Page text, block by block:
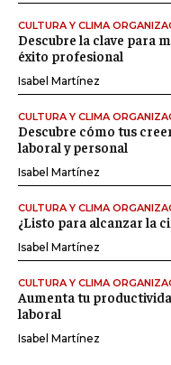
CULTURA Y CLIMA
Descubre la clave para
éxito profesional
Isabel Martínez
CULTURA Y CLIMA
Descubre cómo tus
laboral y personal
Isabel Martínez
CULTURA Y CLIMA
¿Listo para alcanzar la
Isabel Martínez
CULTURA Y CLIMA
Aumenta tu
laboral
Isabel Martínez